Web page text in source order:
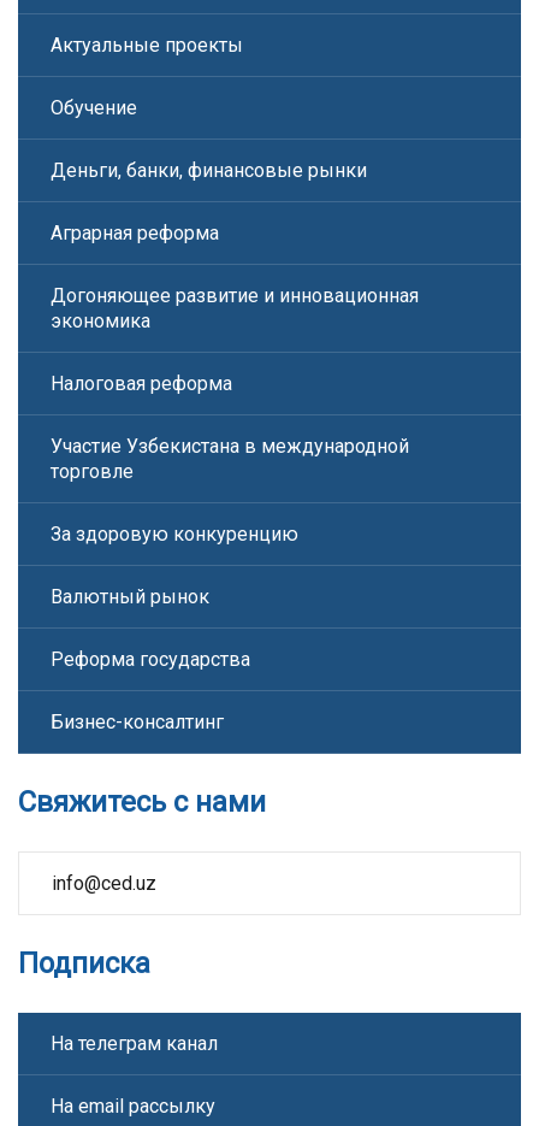
Актуальные проекты
Обучение
Деньги, банки, финансовые рынки
Аграрная реформа
Догоняющее развитие и инновационная
экономика
Налоговая реформа
Участие Узбекистана в международной
торговле
За здоровую конкуренцию
Валютный рынок
Реформа государства
Бизнес-консалтинг
Свяжитесь с нами
info@ced.uz
Подписка
На телеграм канал
На email рассылку